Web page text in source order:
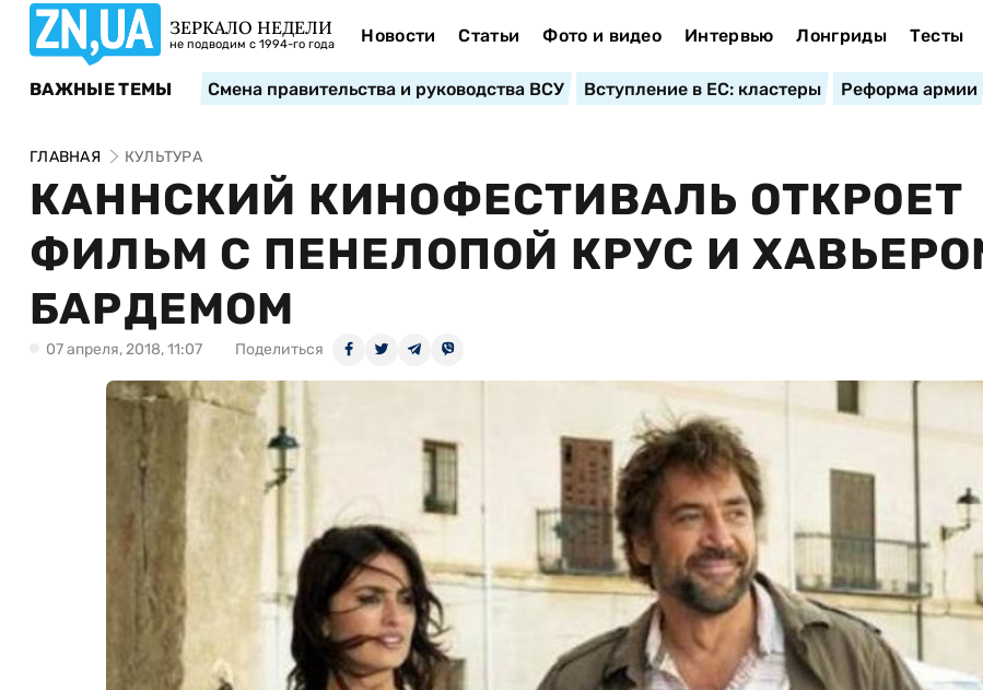
ЗЕРКАЛО НЕДЕЛИ
не подводим с 1994-го года Новости Статьи Фото и видео Интервью Лонгриды Тесты
ВАЖНЫЕ ТЕМЫ Смена правительства и руководства ВСУ Вступление в ЕС: кластеры Реформа армии
ГЛАВНАЯ КУЛЬТУРА
КАННСКИЙ КИНОФЕСТИВАЛЬ ОТКРОЕТ
ФИЛЬМ С ПЕНЕЛОПОЙ КРУС И
БАРДЕМОМ
07 апреля, 2018, 11:07 Поделиться